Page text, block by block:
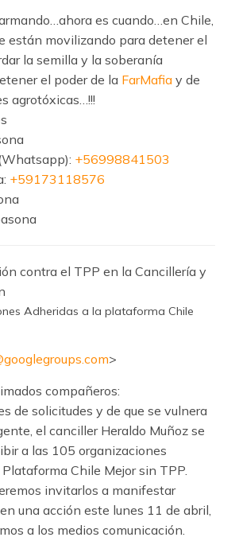
es cuando…en Chile,
están movilizando para detener el
la semilla y la soberanía
el poder de la FarMafia y de
agrotóxicas…!!!
+56998841503
+59173118576
contra el TPP en la Cancillería y
Adheridas a la plataforma Chile
>
compañeros:
de solicitudes y de que se vulnera
el canciller Heraldo Muñoz se
a las 105 organizaciones
Chile Mejor sin TPP.
invitarlos a manifestar
una acción este lunes 11 de abril,
a los medios comunicación.